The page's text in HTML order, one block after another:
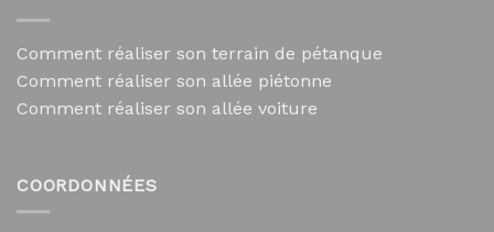
Comment réaliser son terrain de pétanque
Comment réaliser son allée piétonne
Comment réaliser son allée voiture
COORDONNÉES